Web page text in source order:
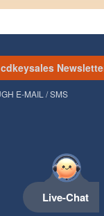
E-MAIL / SMS
Live-Chat